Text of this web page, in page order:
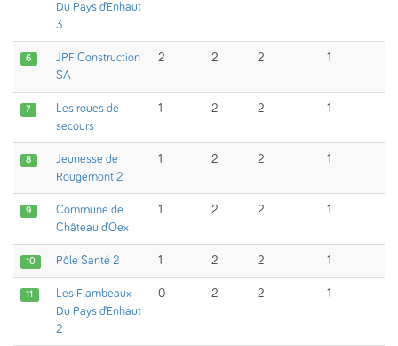
Du Pays d’Enhaut
3
6
JPF Construction
SA
2 2 2 1
7
Les roues de
secours
1 2 2 1
8
Jeunesse de
Rougemont 2
1 2 2 1
9
Commune de
Château d’Oex
1 2 2 1
10 Pôle Santé 2 1 2 2 1
11
Les Flambeaux
Du Pays d’Enhaut
2
0 2 2 1